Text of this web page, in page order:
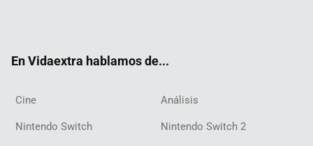
En Vidaextra hablamos de...
Cine Análisis
Nintendo Switch Nintendo Switch 2